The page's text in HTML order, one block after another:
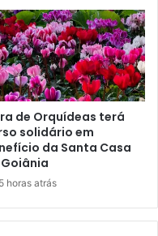
de Orquídeas terá
solidário em
da Santa Casa
horas atrás